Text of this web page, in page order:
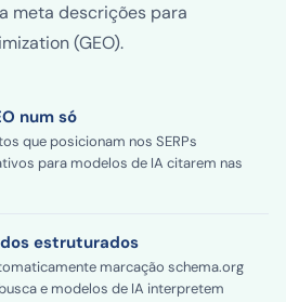
meta descrições para
(GEO).
num só
que posicionam nos SERPs
para modelos de IA citarem nas
estruturados
marcação schema.org
e modelos de IA interpretem